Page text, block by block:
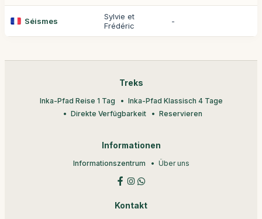
Séismes
Sylvie et
Frédéric
-
Treks
Inka-Pfad Reise 1 Tag
Inka-Pfad Klassisch 4 Tage
Direkte Verfügbarkeit
Reservieren
Informationen
Informationszentrum Über uns
Kontakt